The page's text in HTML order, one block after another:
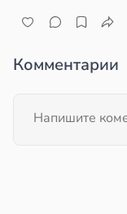
Комментарии